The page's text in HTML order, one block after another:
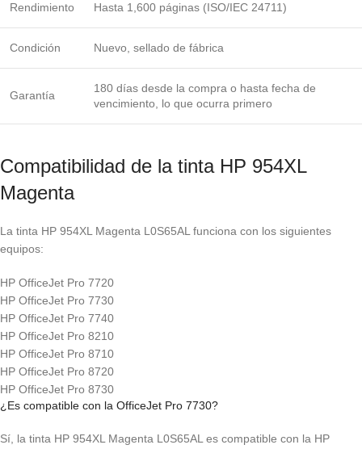
Rendimiento Hasta 1,600 páginas (ISO/IEC 24711)
Condición Nuevo, sellado de fábrica
Garantía
180 días desde la compra o hasta fecha de
vencimiento, lo que ocurra primero
Compatibilidad de la tinta HP 954XL
Magenta
La tinta HP 954XL Magenta L0S65AL funciona con los siguientes
equipos:
HP OfficeJet Pro 7720
HP OfficeJet Pro 7730
HP OfficeJet Pro 7740
HP OfficeJet Pro 8210
HP OfficeJet Pro 8710
HP OfficeJet Pro 8720
HP OfficeJet Pro 8730
¿Es compatible con la OfficeJet Pro 7730?
Sí, la tinta HP 954XL Magenta L0S65AL es compatible con la HP